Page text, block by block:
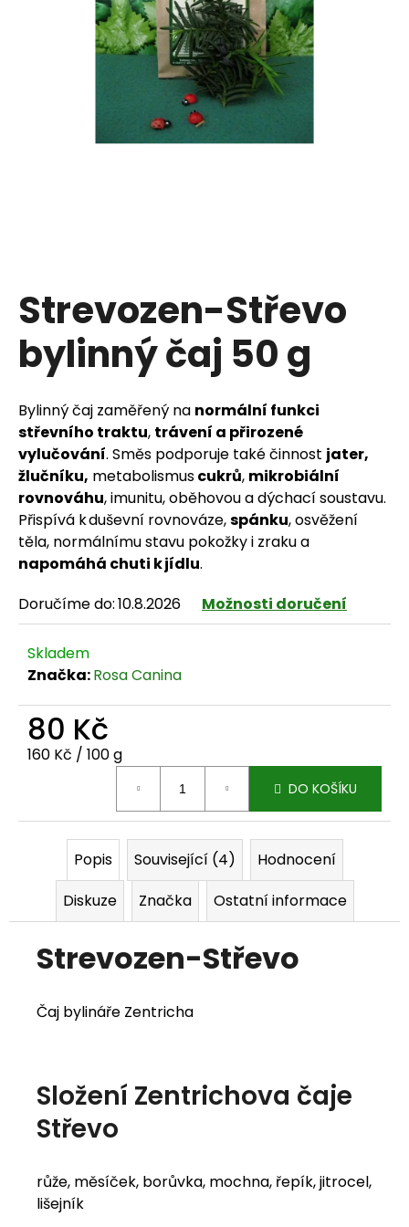
Strevozen-Střevo
bylinný čaj 50 g
Bylinný čaj zaměřený na normální funkci
střevního traktu, trávení a přirozené
vylučování. Směs podporuje také činnost jater,
žlučníku, metabolismuscukrů, mikrobiální
rovnováhu, imunitu, oběhovou a dýchací soustavu.
Přispívá k duševní rovnováze,spánku, osvěžení
těla, normálnímu stavu pokožky i zraku a
napomáhá chuti k jídlu.
Doručíme do:10.8.2026 Možnosti doručení
Skladem
Značka:Rosa Canina
80 Kč
Měrná cena:
160 Kč / 100 g
DO KOŠÍKU
Popis Související (4)
Hodnocení
Diskuze
Značka Ostatní informace
Strevozen-Střevo
Čaj bylináře Zentricha
Složení Zentrichova čaje
Střevo
růže, měsíček, borůvka, mochna, řepík, jitrocel,
lišejník
í
t
?
HLEDAT
o
p
o
r
u
u
m